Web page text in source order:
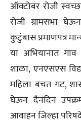
ऑक्टोबर रोजी
रोजी ग्रामसभा
कुटुंबास प्रमाणपत्र
या अभियानात
शाळा, एनएसएस
महिला बचत गट,
घेऊन दैनंदिन
आवाहन जिल्हा